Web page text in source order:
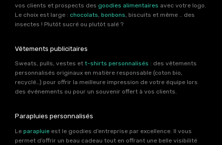
vos clients et prospects des goodies alimentaires avec votre logo.
Le choix est large : chocolats, bonbons, biscuits et même .. des
insectes ! Plutôt sucré ou plutôt salé ?
Vêtements publicitaires
Sweats, pulls, vestes et t-shirts personnalisés : des vêtements
personnalisés originaux en matière responsable (coton bio,
recyclé…) pour offrir la meilleure impression de votre équipe lors
des événements ou pour un souvenir offert à vos clients.
Parapluies personnalisés
Le parapluie est le goodies d’entreprise par excellence. Il vous
permet d’offrir un beau cadeau tout en offrant une belle visibilité